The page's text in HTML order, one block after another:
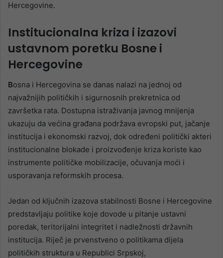
Hercegovine.
Institucionalna kriza i izazovi
ustavnom poretku Bosne i
Hercegovine
Bosna i Hercegovina se danas nalazi na jednoj od
najvažnijih političkih i sigurnosnih prekretnica od
završetka rata. Dostupna istraživanja javnog mnijenja
ukazuju da većina građana podržava evropski put, jačanje
institucija i ekonomski razvoj, dok određeni politički akteri
institucionalne blokade i proizvođenje kriza koriste kao
instrumente političke mobilizacije, očuvanja moći i
usporavanja reformskih procesa.
Jedan od ključnih izazova stabilnosti Bosne i Hercegovine
predstavljaju politike koje dovode u pitanje ustavni
poredak, teritorijalni integritet i nadležnosti državnih
institucija. Riječ je prvenstveno o politikama dijela
političkih struktura u Republici Srpskoj,